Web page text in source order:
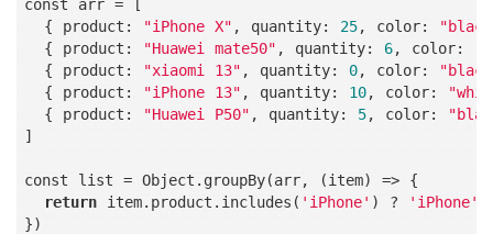
const arr = [
{ product:
"iPhone X" , quantity: 25, color:
{ product:
"Huawei mate50" , quantity: 6, color:
{ product:
"xiaomi 13" , quantity: 0, color:
{ product:
"iPhone 13" , quantity: 10, color:
{ product:
"Huawei P50" , quantity: 5, color:
]
const list = Object.groupBy(arr, (item) => {
return item.product.includes( 'iPhone' ) ? 'iPhone'
})